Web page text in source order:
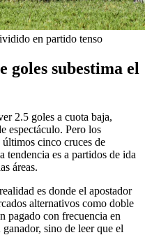
en partido tenso
goles subestima el
2.5 goles a cuota baja,
espectáculo. Pero los
cinco cruces de
tendencia es a partidos de ida
áreas.
es donde el apostador
alternativos como doble
pagado con frecuencia en
sino de leer que el